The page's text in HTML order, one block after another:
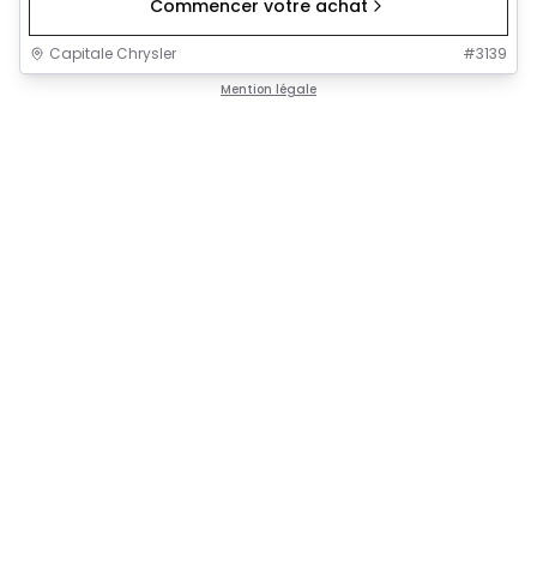
Commencer votre achat
Capitale Chrysler #3139
Mention légale